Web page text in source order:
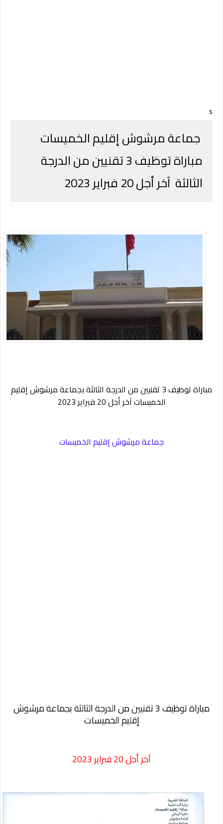
s
جماعة مرشوش إقليم الخميسات
مباراة توظيف 3 تقنيين من الدرجة
الثالثة آخر أجل 20 فبراير 2023
مباراة توظيف 3 تقنيين من الدرجة الثالثة بجماعة مرشوش إقليم
الخميسات آخر أجل 20 فبراير 2023
جماعة مرشوش إقليم الخميسات
مباراة توظيف 3 تقنيين من الدرجة الثالثة بجماعة مرشوش
إقليم الخميسات
آخر أجل 20 فبراير 2023